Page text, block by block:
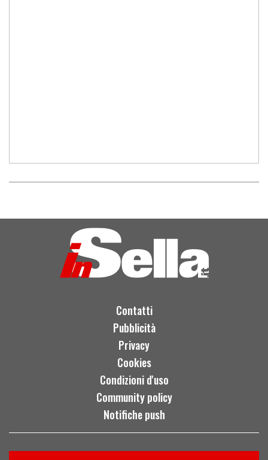
Contatti
Pubblicità
Privacy
Cookies
Condizioni d'uso
Community policy
Notifiche push